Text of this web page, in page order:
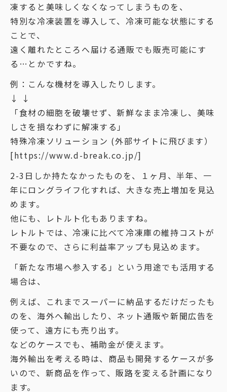
凍すると美味しくなくなってしまうものを、
特別な冷凍装置を導入して、冷凍可能な状態にする
ことで、
遠く離れたところへ届ける通販でも販売可能にす
る…とかですね。
例：こんな機材を導入したりします。
↓ ↓
「食材の細胞を破壊せず、新鮮なまま冷凍し、美味
しさを損なわずに解凍する」
特殊冷凍ソリューション (外部サイトに飛びます）
[https://www.d-break.co.jp/]
2-3日しか持たなかったものを、１ヶ月、半年、一
年にロングライフ化すれば、大きな売上増加を見込
めます。
他にも、レトルト化もありますね。
レトルトでは、冷凍に比べて冷凍庫の維持コストが
不要なので、さらに利益率アップも見込めます。
「新たな市場へ参入する」という用途でも活用する
場合は、
例えば、これまでスーパーに納品するだけだったも
のを、海外へ輸出したり、ネット通販や新聞広告を
使って、遠方にも売り出す。
などのケースでも、補助金が使えます。
海外輸出を考える時は、商品も開発するケースが多
いので、新商品を作って、販路を変える計画になり
ます。